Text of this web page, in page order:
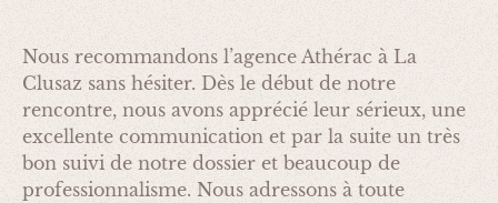
Nous recommandons l’agence Athérac à La
Clusaz sans hésiter. Dès le début de notre
rencontre, nous avons apprécié leur sérieux, une
excellente communication et par la suite un très
bon suivi de notre dossier et beaucoup de
professionnalisme. Nous adressons à toute